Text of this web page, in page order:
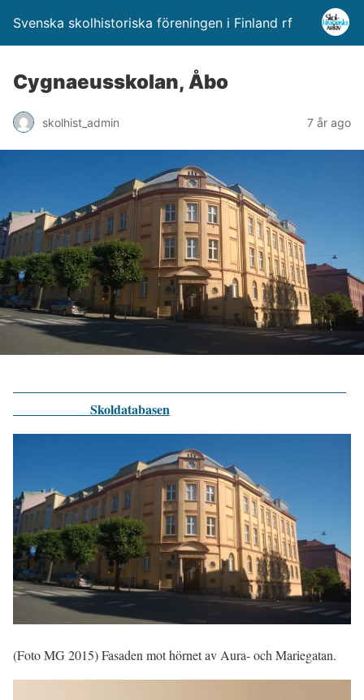
Svenska skolhistoriska föreningen i Finland rf
Cygnaeusskolan, Åbo
skolhist_admin 7 år ago
Skoldatabasen
(Foto MG 2015) Fasaden mot hörnet av Aura- och Mariegatan.